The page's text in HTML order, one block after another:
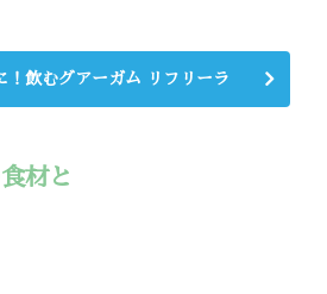
！飲むグアーガム リフリーラ
材と